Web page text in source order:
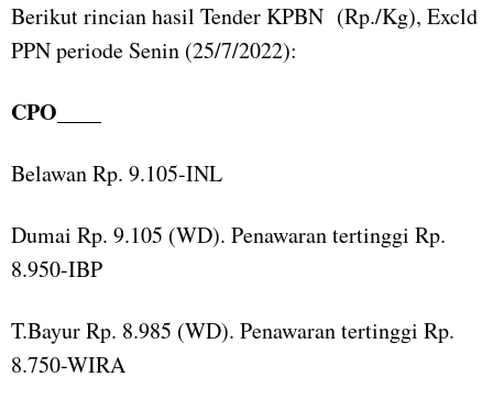
Berikut rincian hasil Tender KPBN (Rp./Kg), Excld
PPN periode Senin (25/7/2022):
CPO____
Belawan Rp. 9.105-INL
Dumai Rp. 9.105 (WD). Penawaran tertinggi Rp.
8.950-IBP
T.Bayur Rp. 8.985 (WD). Penawaran tertinggi Rp.
8.750-WIRA